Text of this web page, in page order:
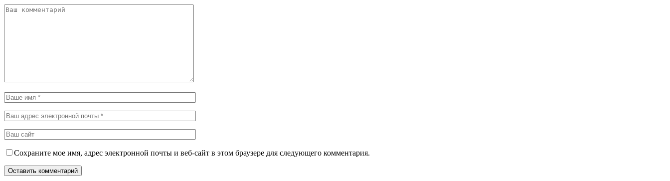
Сохраните мое имя, адрес электронной почты и веб-сайт в этом браузере для следующего комментария.